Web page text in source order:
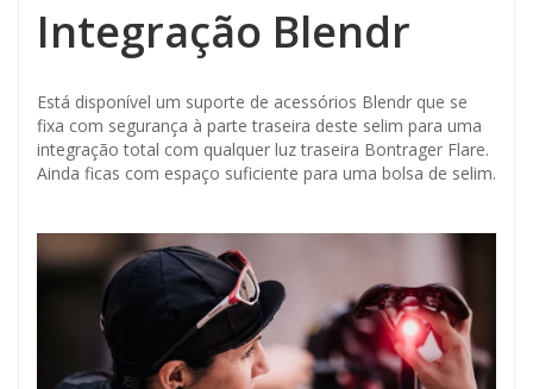
Integração Blendr
Está disponível um suporte de acessórios Blendr que se
fixa com segurança à parte traseira deste selim para uma
integração total com qualquer luz traseira Bontrager Flare.
Ainda ficas com espaço suficiente para uma bolsa de selim.